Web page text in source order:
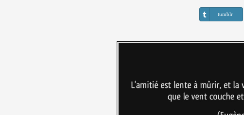
tumblr